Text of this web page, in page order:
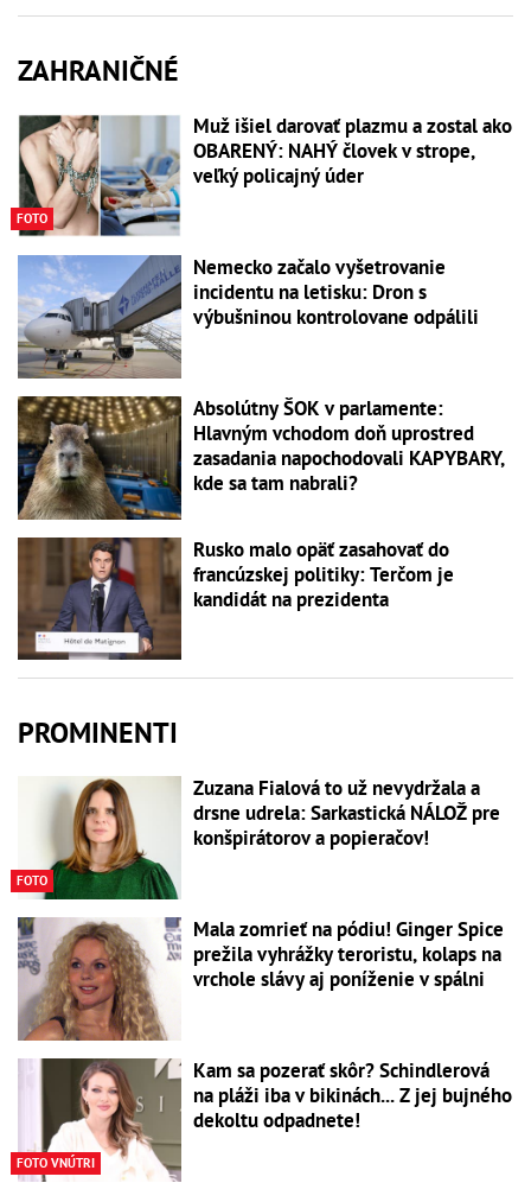
ZAHRANIČNÉ
FOTO
Muž išiel darovať plazmu a zostal ako
OBARENÝ: NAHÝ človek v strope,
veľký policajný úder
Nemecko začalo vyšetrovanie
incidentu na letisku: Dron s
výbušninou kontrolovane odpálili
Absolútny ŠOK v parlamente:
Hlavným vchodom doň uprostred
zasadania napochodovali KAPYBARY,
kde sa tam nabrali?
Rusko malo opäť zasahovať do
francúzskej politiky: Terčom je
kandidát na prezidenta
PROMINENTI
FOTO
Zuzana Fialová to už nevydržala a
drsne udrela: Sarkastická NÁLOŽ pre
konšpirátorov a popieračov!
Mala zomrieť na pódiu! Ginger Spice
prežila vyhrážky teroristu, kolaps na
vrchole slávy aj poníženie v spálni
FOTO VNÚTRI
Kam sa pozerať skôr? Schindlerová
na pláži iba v bikinách... Z jej bujného
dekoltu odpadnete!